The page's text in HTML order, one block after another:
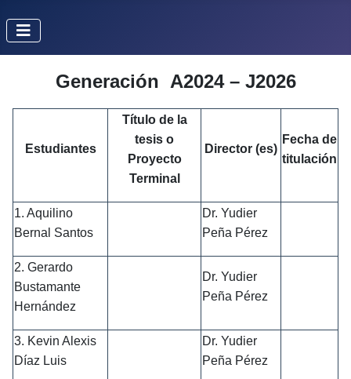
Generación A2024 – J2026
Estudiantes
Título de la
tesis o
Proyecto
Terminal
Director (es)
Fecha de
titulación
1. Aquilino
Bernal Santos
Dr. Yudier
Peña Pérez
2. Gerardo
Bustamante
Hernández
Dr. Yudier
Peña Pérez
3. Kevin Alexis
Díaz Luis
Dr. Yudier
Peña Pérez